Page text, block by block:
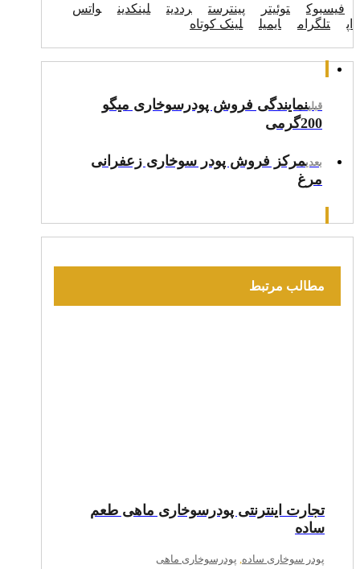
فیسبوک توئیتر پینترست رددیت لینکدین
واتس
اپ
تلگرام ایمیل لینک کوتاه
قبلینمایندگی فروش پودرسوخاری میگو
200گرمی
بعدیمرکز فروش پودر سوخاری زعفرانی
مرغ
مطالب مرتبط
تجارت اینترنتی پودرسوخاری ماهی طعم
ساده
پودر سوخاری ساده پودرسوخاری ماهی